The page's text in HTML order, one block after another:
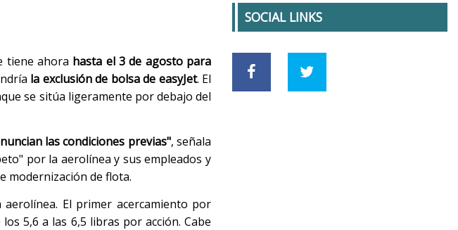
tiene ahora hasta el 3 de agosto para
la exclusión de bolsa de easyJet. El
se sitúa ligeramente por debajo del
las condiciones previas", señala
por la aerolínea y sus empleados y
modernización de flota.
El primer acercamiento por
5,6 a las 6,5 libras por acción. Cabe
SOCIAL LINKS